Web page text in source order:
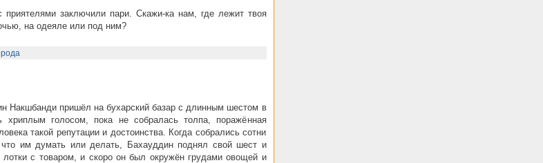
заключили пари. Скажи-ка нам, где лежит твоя
на одеяле или под ним?
Накшбанди пришёл на бухарский базар с длинным шестом в
хриплым голосом, пока не собралась толпа, поражённая
такой репутации и достоинства. Когда собрались сотни
им думать или делать, Бахауддин поднял свой шест и
лотки с товаром, и скоро он был окружён грудами овощей и